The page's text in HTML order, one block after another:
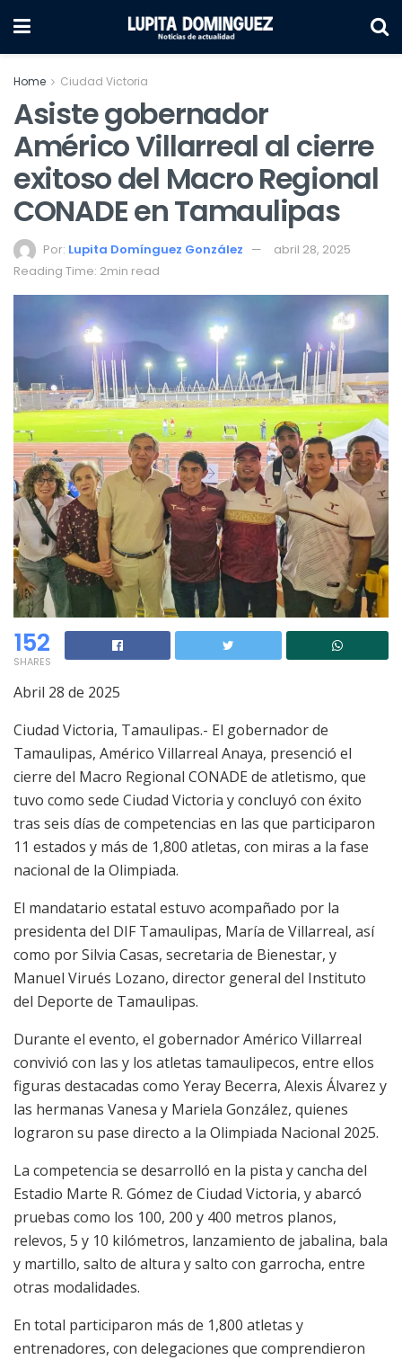
Home Ciudad Victoria
Asiste gobernador
Américo Villarreal al cierre
exitoso del Macro Regional
CONADE en Tamaulipas
Por: Lupita Domínguez González
abril 28, 2025
Reading Time: 2min read
152
SHARES
Abril 28 de 2025
Ciudad Victoria, Tamaulipas.- El gobernador de
Tamaulipas, Américo Villarreal Anaya, presenció el
cierre del Macro Regional CONADE de atletismo, que
tuvo como sede Ciudad Victoria y concluyó con éxito
tras seis días de competencias en las que participaron
11 estados y más de 1,800 atletas, con miras a la fase
nacional de la Olimpiada.
El mandatario estatal estuvo acompañado por la
presidenta del DIF Tamaulipas, María de Villarreal, así
como por Silvia Casas, secretaria de Bienestar, y
Manuel Virués Lozano, director general del Instituto
del Deporte de Tamaulipas.
Durante el evento, el gobernador Américo Villarreal
convivió con las y los atletas tamaulipecos, entre ellos
figuras destacadas como Yeray Becerra, Alexis Álvarez y
las hermanas Vanesa y Mariela González, quienes
lograron su pase directo a la Olimpiada Nacional 2025.
La competencia se desarrolló en la pista y cancha del
Estadio Marte R. Gómez de Ciudad Victoria, y abarcó
pruebas como los 100, 200 y 400 metros planos,
relevos, 5 y 10 kilómetros, lanzamiento de jabalina, bala
y martillo, salto de altura y salto con garrocha, entre
otras modalidades.
En total participaron más de 1,800 atletas y
entrenadores, con delegaciones que comprendieron